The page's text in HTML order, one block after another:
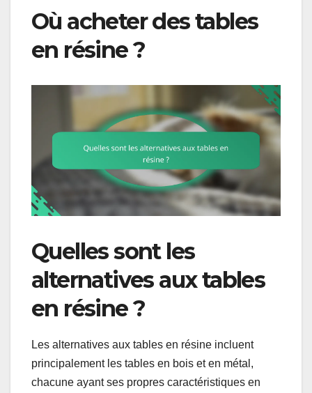
Où acheter des tables
en résine ?
Quelles sont les
alternatives aux tables
en résine ?
Les alternatives aux tables en résine incluent
principalement les tables en bois et en métal,
chacune ayant ses propres caractéristiques en